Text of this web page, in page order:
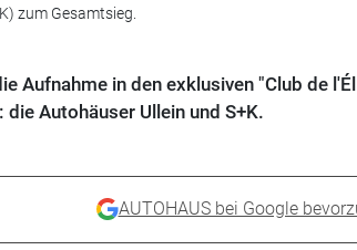
zum Gesamtsieg.
Aufnahme in den exklusiven "Club de
Autohäuser Ullein und S+K.
AUTOHAUS bei Google